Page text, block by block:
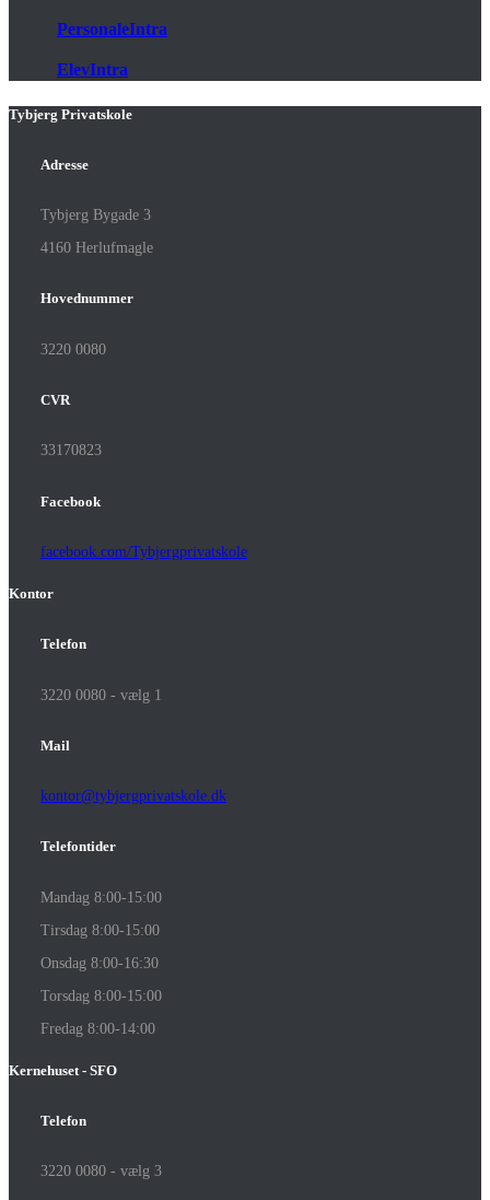
PersonaleIntra
ElevIntra
Tybjerg Privatskole
Adresse
Tybjerg Bygade 3
4160 Herlufmagle
Hovednummer
3220 0080
CVR
33170823
Facebook
facebook.com/Tybjergprivatskole
Kontor
Telefon
3220 0080 - vælg 1
Mail
kontor@tybjergprivatskole.dk
Telefontider
Mandag 8:00-15:00
Tirsdag 8:00-15:00
Onsdag 8:00-16:30
Torsdag 8:00-15:00
Fredag 8:00-14:00
Kernehuset - SFO
Telefon
3220 0080 - vælg 3